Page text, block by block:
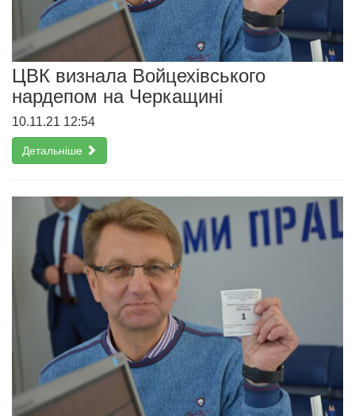
ЦВК визнала Войцехівського
нардепом на Черкащині
10.11.21 12:54
Детальніше